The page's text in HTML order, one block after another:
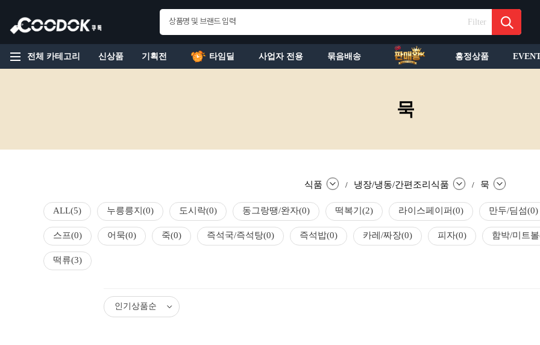
Filter
전체 카테고리 신상품 기획전 타임딜 사업자 전용 묶음배송 흥정상품
묵
식품 / 냉장/냉동/간편조리식품 / 묵
ALL(5) 누릉릉지 (0) 도시락(0) 동그랑땡/완자(0) 떡복기 (2) 라이스페이퍼(0) 만두/딤섬(0)
스프(0) 어묵(0) 죽(0) 즉석국/즉석탕(0) 즉석밥(0) 카레/짜장(0) 피자(0) 함박/미트볼
떡류(3)